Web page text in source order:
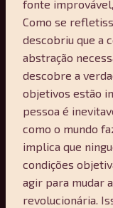
fonte improvável,
Como se
descobriu que a
abstração
descobre a
objetivos estão
pessoa é
como o mundo
implica que
condições
agir para mudar
revolucionária.